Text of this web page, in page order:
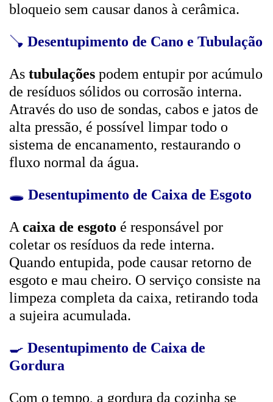
bloqueio sem causar danos à cerâmica.
🪠 Desentupimento de Cano e Tubulação
As tubulações podem entupir por acúmulo
de resíduos sólidos ou corrosão interna.
Através do uso de sondas, cabos e jatos de
alta pressão, é possível limpar todo o
sistema de encanamento, restaurando o
fluxo normal da água.
🕳️ Desentupimento de Caixa de Esgoto
A caixa de esgoto é responsável por
coletar os resíduos da rede interna.
Quando entupida, pode causar retorno de
esgoto e mau cheiro. O serviço consiste na
limpeza completa da caixa, retirando toda
a sujeira acumulada.
🍳 Desentupimento de Caixa de
Gordura
Com o tempo, a gordura da cozinha se